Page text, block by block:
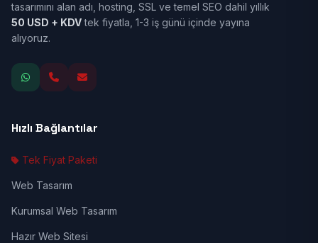
tasarımını alan adı, hosting, SSL ve temel SEO dahil yıllık
50 USD + KDVtek fiyatla, 1-3 iş günü içinde yayına
alıyoruz.
Hızlı Bağlantılar
Tek Fiyat Paketi
Web Tasarım
Kurumsal Web Tasarım
Hazır Web Sitesi